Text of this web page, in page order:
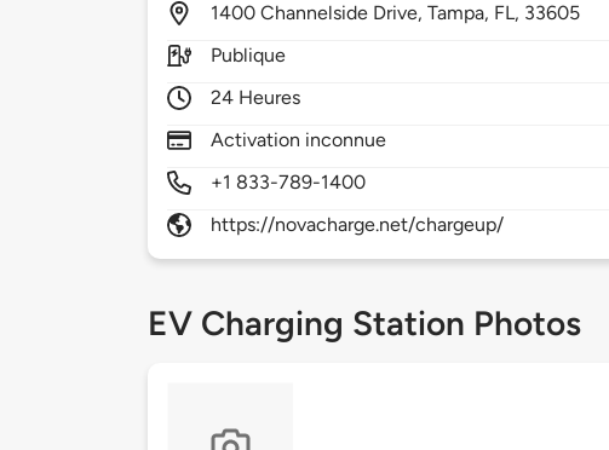
1400Channelside Drive,Tampa, FL, 33605
Publique
24 Heures
Activation inconnue
+1 833-789-1400
https://novacharge.net/chargeup/
EV Charging Station Photos